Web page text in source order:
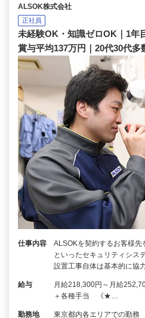
ALSOK株式会社
正社員
未経験OK・知識ゼロOK｜1年
賞与平均137万円｜20代30代多
仕事内容
ALSOKを契約するお客様
といったセキュリティシス
設置工事自体は基本的に協
給与
月給218,300円～月給
＋各種手当 《★…
勤務地
東京都内各エリアでの勤